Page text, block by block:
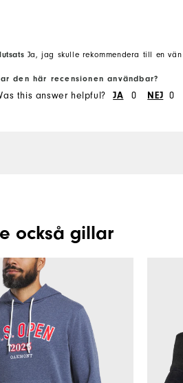
Ja, jag skulle rekommendera till en vän
den här recensionen användbar?
this answer helpful? JA 0 NEJ 0
också gillar